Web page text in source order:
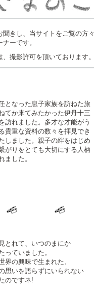
きし、当サイトをご覧の方々
ーです。
撮影許可を頂いております。
となった息子家族を訪ねた旅
てか来てみたかった伊丹十三
訪れました。多才な才能がう
貴重な資料の数々を拝見でき
しました。親子の絆をはじめ
がりをとても大切にする人柄
ました。
とれて、いつのまにか
っていました。
界の興味で生まれた、
思いを語らずにいられない
のですネ!